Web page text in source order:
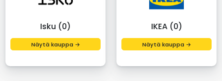
Isku (0)
Näytä kauppa →
IKEA (0)
Näytä kauppa →